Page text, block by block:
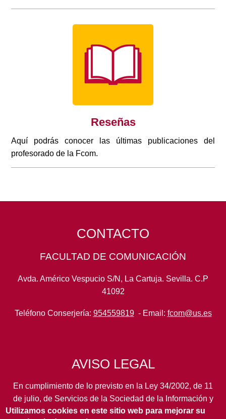
Reseñas
Aquí podrás conocer las últimas publicaciones del
profesorado de la Fcom.
CONTACTO
FACULTAD DE COMUNICACIÓN
Avda. Américo Vespucio S/N, La Cartuja. Sevilla. C.P
41092
Teléfono Conserjería: 954559819- Email: fcom@us.es
AVISO LEGAL
En cumplimiento de lo previsto en la Ley 34/2002, de 11
de julio, de Servicios de la Sociedad de la Información y
de Comercio Electrónico, así como en otras normas de
Utilizamos cookies en este sitio web para mejorar su